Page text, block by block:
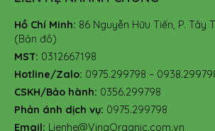
Hồ Chí Minh: 86 Nguyễn Hữu Tiến, P. Tây
(Bản đồ)
MST: 0312667198
Hotline/Zalo: 0975.299798 –
CSKH/Bảo hành: 0356.299798
Phản ánh dịch vụ: 0975.299798
Email: Lienhe@VinaOrganic.com.vn